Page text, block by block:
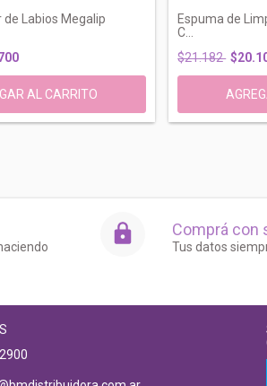
Labios Megalip
Espuma de
C...
$21.182
Comprá con
Tus datos